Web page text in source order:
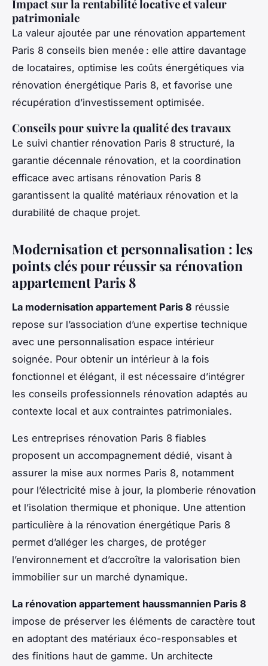
Impact sur la rentabilité locative et valeur
patrimoniale
La valeur ajoutée par une rénovation appartement
Paris 8 conseils bien menée : elle attire davantage
de locataires, optimise les coûts énergétiques via
rénovation énergétique Paris 8, et favorise une
récupération d’investissement optimisée.
Conseils pour suivre la qualité des travaux
Le suivi chantier rénovation Paris 8 structuré, la
garantie décennale rénovation, et la coordination
efficace avec artisans rénovation Paris 8
garantissent la qualité matériaux rénovation et la
durabilité de chaque projet.
Modernisation et personnalisation : les
points clés pour réussir sa rénovation
appartement Paris 8
La modernisation appartement Paris 8 réussie
repose sur l’association d’une expertise technique
avec une personnalisation espace intérieur
soignée. Pour obtenir un intérieur à la fois
fonctionnel et élégant, il est nécessaire d’intégrer
les conseils professionnels rénovation adaptés au
contexte local et aux contraintes patrimoniales.
Les entreprises rénovation Paris 8 fiables
proposent un accompagnement dédié, visant à
assurer la mise aux normes Paris 8, notamment
pour l’électricité mise à jour, la plomberie rénovation
et l’isolation thermique et phonique. Une attention
particulière à la rénovation énergétique Paris 8
permet d’alléger les charges, de protéger
l’environnement et d’accroître la valorisation bien
immobilier sur un marché dynamique.
La rénovation appartement haussmannien Paris 8
impose de préserver les éléments de caractère tout
en adoptant des matériaux éco-responsables et
des finitions haut de gamme. Un architecte